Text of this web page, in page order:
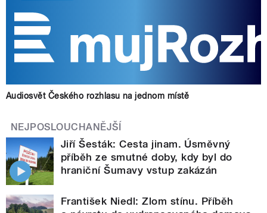
Audiosvět Českého rozhlasu na jednom místě
NEJPOSLOUCHANĚJŠÍ
Jiří Šesták: Cesta jinam. Úsměvný
příběh ze smutné doby, kdy byl do
hraniční Šumavy vstup zakázán
František Niedl: Zlom stínu. Příběh